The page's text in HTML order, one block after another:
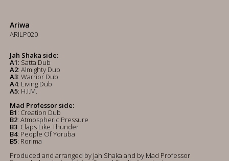
Ariwa
ARILP020
Jah Shaka side:
A1: Satta Dub
A2: Almighty Dub
A3: Warrior Dub
A4: Living Dub
A5: H.I.M.
Mad Professor side:
B1: Creation Dub
B2: Atmospheric Pressure
B3: Claps Like Thunder
B4: People Of Yoruba
B5: Rorima
Produced and arranged by Jah Shaka and by Mad Professor